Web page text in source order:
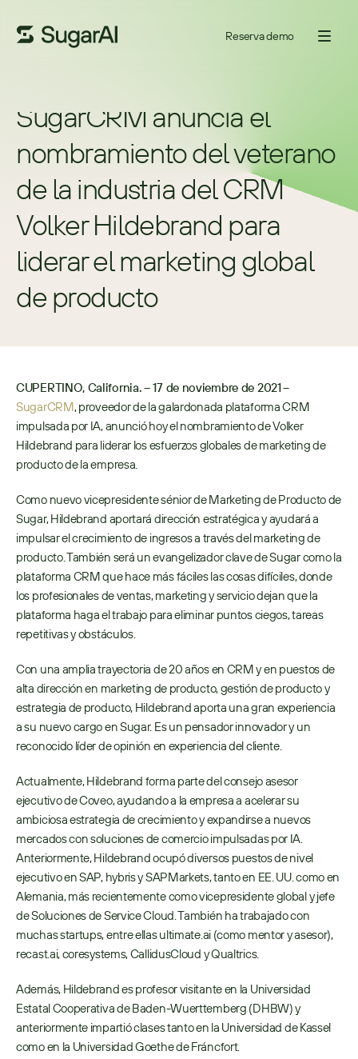
Reserva demo
SugarCRM anuncia el
nombramiento del veterano
de la industria del CRM
Volker Hildebrand para
liderar el marketing global
de producto
CUPERTINO, California. – 17 de noviembre de 2021
SugarCRM, proveedor de la galardonada plataforma CRM
impulsada por IA, anunció hoy el nombramiento de Volker
Hildebrand para liderar los esfuerzos globales de marketing de
producto de la empresa.
Como nuevo vicepresidente sénior de Marketing de Producto de
Sugar, Hildebrand aportará dirección estratégica y ayudará a
impulsar el crecimiento de ingresos a través del marketing de
producto. También será un evangelizador clave de Sugar como la
plataforma CRM que hace más fáciles las cosas difíciles, donde
los profesionales de ventas, marketing y servicio dejan que la
plataforma haga el trabajo para eliminar puntos ciegos, tareas
repetitivas y obstáculos.
Con una amplia trayectoria de 20 años en CRM y en puestos de
alta dirección en marketing de producto, gestión de producto y
estrategia de producto, Hildebrand aporta una gran experiencia
a su nuevo cargo en Sugar. Es un pensador innovador y un
reconocido líder de opinión en experiencia del cliente.
Actualmente, Hildebrand forma parte del consejo asesor
ejecutivo de Coveo, ayudando a la empresa a acelerar su
ambiciosa estrategia de crecimiento y expandirse a nuevos
mercados con soluciones de comercio impulsadas por IA.
Anteriormente, Hildebrand ocupó diversos puestos de nivel
ejecutivo en SAP, hybris y SAPMarkets, tanto en EE. UU. como en
Alemania, más recientemente como vicepresidente global y jefe
de Soluciones de Service Cloud. También ha trabajado con
muchas startups, entre ellas ultimate.ai (como mentor y asesor),
recast.ai, coresystems, CallidusCloud y Qualtrics.
Además, Hildebrand es profesor visitante en la Universidad
Estatal Cooperativa de Baden-Wuerttemberg (DHBW) y
anteriormente impartió clases tanto en la Universidad de Kassel
como en la Universidad Goethe de Fráncfort.